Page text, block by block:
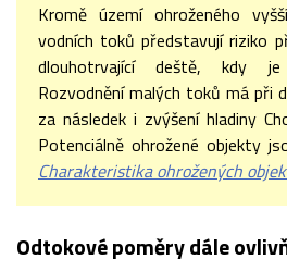
Kromě území ohroženého
vodních toků představují riziko
dlouhotrvající deště, kdy je
Rozvodnění malých toků má při
za následek i zvýšení hladiny
Potenciálně ohrožené objekty
Charakteristika ohrožených
Odtokové poměry dále